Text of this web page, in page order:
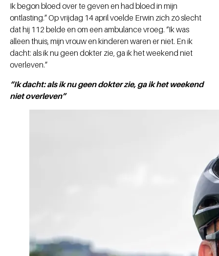
Ik begon bloed over te geven en had bloed in mijn
ontlasting.” Op vrijdag 14 april voelde Erwin zich zó slecht
dat hij 112 belde en om een ambulance vroeg. “Ik was
alleen thuis, mijn vrouw en kinderen waren er niet. En ik
dacht: als ik nu geen dokter zie, ga ik het weekend niet
overleven.”
“Ik dacht: als ik nu geen dokter zie, ga ik het weekend
niet overleven”